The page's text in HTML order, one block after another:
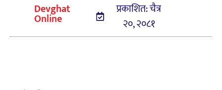
Devghat
Online
प्रकाशित: चैत्र
२०, २०८१